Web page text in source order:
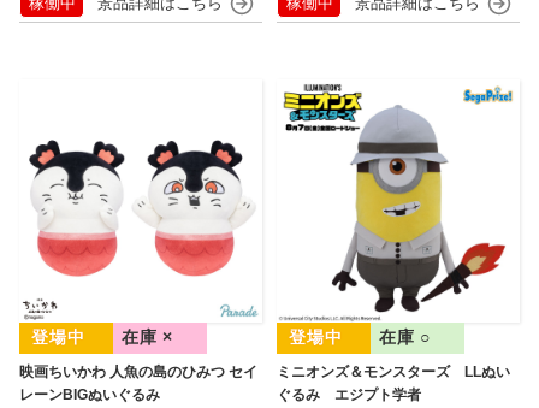
映画ちいかわ 人魚の島のひみつ セイ
レーンBIGぬいぐるみ
在庫 ×
ミニオンズ＆モンスターズ LLぬい
ぐるみ エジプト学者
在庫 ○